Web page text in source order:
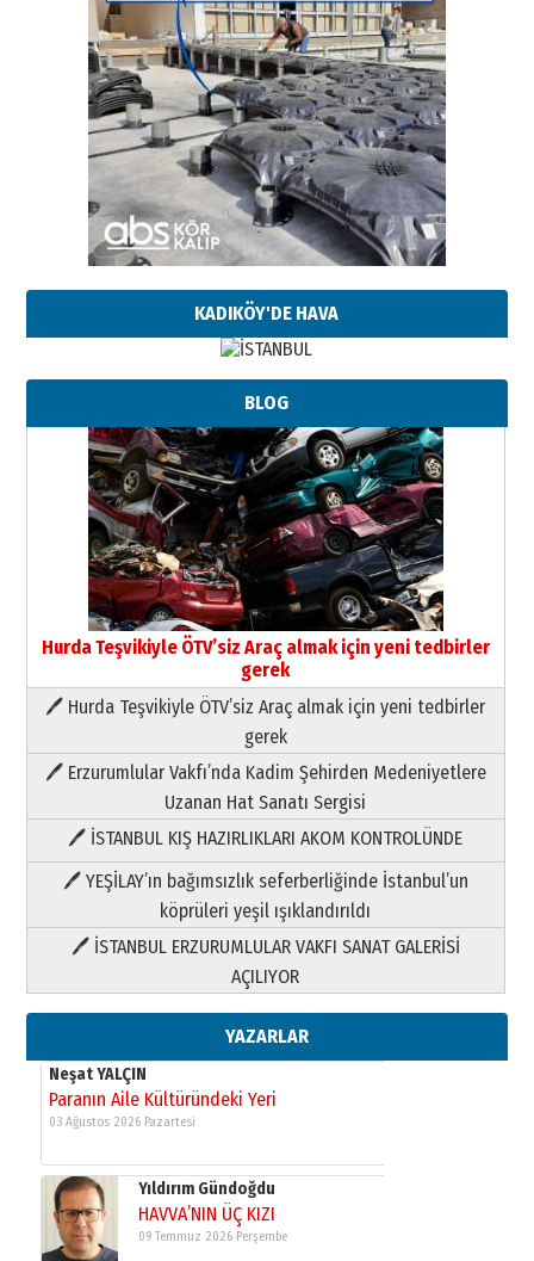
KADIKÖY'DE HAVA
BLOG
Hurda Teşvikiyle ÖTV’siz Araç almak için yeni tedbirler
gerek
🖊 Hurda Teşvikiyle ÖTV’siz Araç almak için yeni tedbirler
gerek
🖊 Erzurumlular Vakfı’nda Kadim Şehirden Medeniyetlere
Uzanan Hat Sanatı Sergisi
🖊 İSTANBUL KIŞ HAZIRLIKLARI AKOM KONTROLÜNDE
🖊 YEŞİLAY’ın bağımsızlık seferberliğinde İstanbul’un
köprüleri yeşil ışıklandırıldı
🖊 İSTANBUL ERZURUMLULAR VAKFI SANAT GALERİSİ
AÇILIYOR
YAZARLAR
Paranın Aile Kültüründeki Yeri
03 Ağustos 2026 Pazartesi
Yıldırım Gündoğdu
HAVVA’NIN ÜÇ KIZI
09 Temmuz 2026 Perşembe
Yusuf POLAT
Şampiyonluk Sebahattin Şirin’e
yazar
11 Mayıs 2026 Pazartesi
Neşat YALÇIN
Paranın Aile Kültüründeki Yeri
03 Ağustos 2026 Pazartesi
Yıldırım Gündoğdu
HAVVA’NIN ÜÇ KIZI
09 Temmuz 2026 Perşembe